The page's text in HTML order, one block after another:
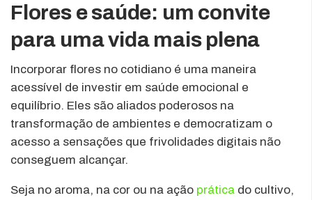
Flores e saúde: um convite
para uma vida mais plena
Incorporar flores no cotidiano é uma maneira
acessível de investir em saúde emocional e
equilíbrio. Eles são aliados poderosos na
transformação de ambientes e democratizam o
acesso a sensações que frivolidades digitais não
conseguem alcançar.
Seja no aroma, na cor ou na ação prática do cultivo,